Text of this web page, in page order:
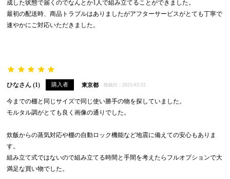
成した状態で届くのでなんとか1人で組み立てることができました。
最初の配送時、商品トラブルはありましたがアフターサービスがとても丁寧で
速やかにご対応いただきました。
ひな 1 購入者 東京都 投稿日 2025/02/22
今までの棚と同じサイズで同じ使い勝手の物を探していました。
モルタル調がとても良く画像の通りでした。
炊飯からの蒸気対応や棚の自動ロック機能など地震に備えての安心もありま
す。
組み立て式ではないので組み立てる時間と手間を考えたらフルオプションで大
満足な買い物でした。